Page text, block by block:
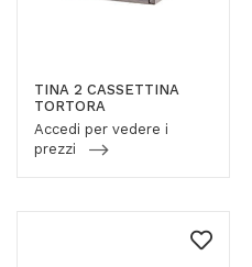
TINA 2 CASSETTINA
TORTORA
Accedi per vedere i
prezzi